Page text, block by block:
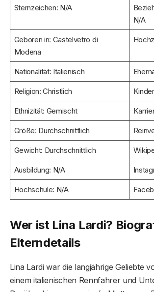
Sternzeichen: N/A
N/A
Geboren in: Castelvetro di
Modena
Nationalität: Italienisch
Religion: Christlich
Ethnizität: Gemischt
Größe: Durchschnittlich
Gewicht: Durchschnittlich
Ausbildung: N/A
Hochschule: N/A
Wer ist Lina Lardi?
Elterndetails
Lina Lardi war die langjährige Geliebte
einem italienischen Rennfahrer und